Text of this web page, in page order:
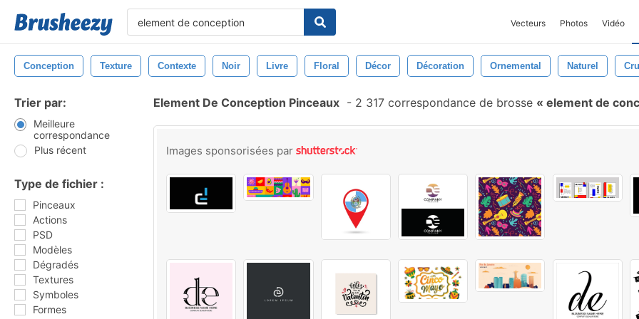
Vecteurs Photos Vidéo
Conception Texture Contexte Noir Livre Floral Décor Décoration Ornemental Naturel Cru
Trier par:
Meilleure
correspondance
Plus récent
Type de fichier :
Pinceaux
Actions
PSD
Modèles
Dégradés
Textures
Symboles
Formes
Element De Conception Pinceaux - 2 317 correspondance de brosse element de
Images sponsorisées par